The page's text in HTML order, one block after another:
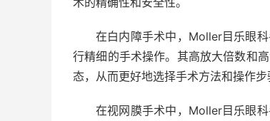
在白内障手术中，Moller目乐眼
行精细的手术操作。其高放大倍数和
态，从而更好地选择手术方法和操作
在视网膜手术中，Moller目乐眼